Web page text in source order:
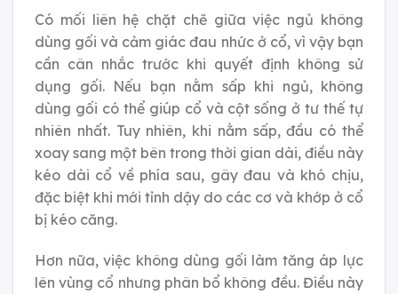
Có mối liên hệ chặt chẽ giữa việc ngủ không
dùng gối và cảm giác đau nhức ở cổ, vì vậy bạn
cần cân nhắc trước khi quyết định không sử
dụng gối. Nếu bạn nằm sấp khi ngủ, không
dùng gối có thể giúp cổ và cột sống ở tư thế tự
nhiên nhất. Tuy nhiên, khi nằm sấp, đầu có thể
xoay sang một bên trong thời gian dài, điều này
kéo dài cổ về phía sau, gây đau và khó chịu,
đặc biệt khi mới tỉnh dậy do các cơ và khớp ở cổ
bị kéo căng.
Hơn nữa, việc không dùng gối làm tăng áp lực
lên vùng cổ nhưng phân bổ không đều. Điều này